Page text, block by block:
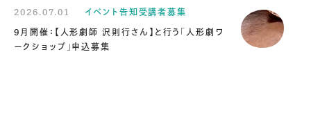
2026.07.01
イベント告知受講者募集
9月開催：【人形劇師 沢則行さん】と行う「人形劇ワ
ークショップ」申込募集